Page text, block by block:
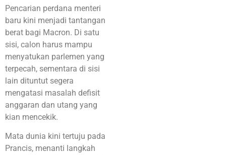
Pencarian perdana menteri
baru kini menjadi tantangan
berat bagi Macron. Di satu
sisi, calon harus mampu
menyatukan parlemen yang
terpecah, sementara di sisi
lain dituntut segera
mengatasi masalah defisit
anggaran dan utang yang
kian mencekik.
Mata dunia kini tertuju pada
Prancis, menanti langkah